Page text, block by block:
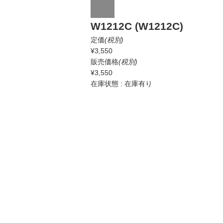
W1212C (W1212C)
定価(税別)
¥3,550
販売価格(税別)
¥3,550
在庫状態 : 在庫有り